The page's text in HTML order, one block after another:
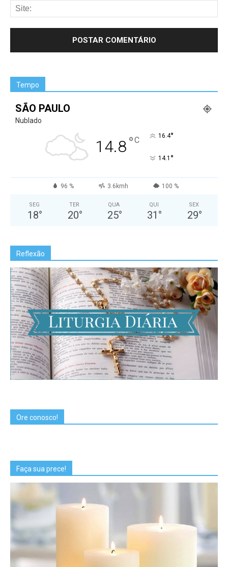
Tempo
SÃO PAULO
Nublado
14.8°C 16.4°
14.1 °
96 % 3.6kmh 100 %
SEG
18°
TER
20°
QUA
25°
QUI
31 °
SEX
29°
Reflexão
Ore conosco!
Faça sua prece!